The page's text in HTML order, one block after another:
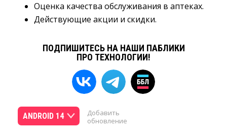
Оценка качества обслуживания в аптеках.
Действующие акции и скидки.
ПОДПИШИТЕСЬ НА НАШИ ПАБЛИКИ
ПРО ТЕХНОЛОГИИ!
ANDROID 14
Добавить
обновление